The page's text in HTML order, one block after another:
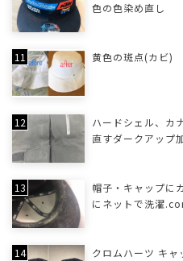
色の色染め直し
黄色の斑点(カビ)
ハードシェル、カ
直すダークアップ
帽子・キャップに
にネットで洗濯
クロムハーツ キャ